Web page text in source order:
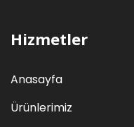
Hizmetler
Anasayfa
Ürünlerimiz